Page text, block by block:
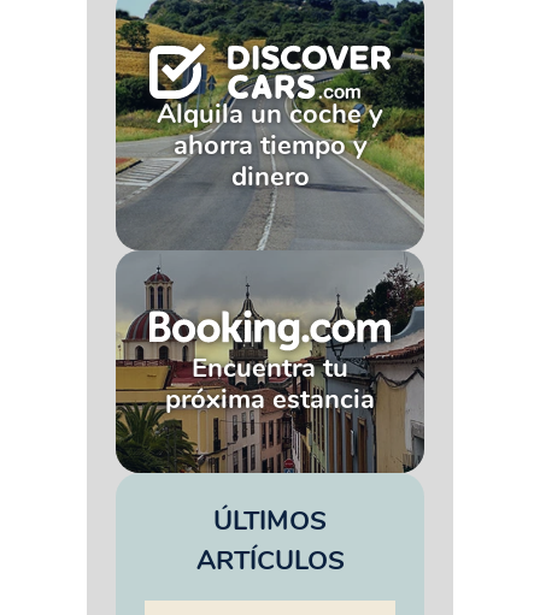
Alquila un coche y
ahorra tiempo y
dinero
Encuentra tu
próxima estancia
ÚLTIMOS
ARTÍCULOS